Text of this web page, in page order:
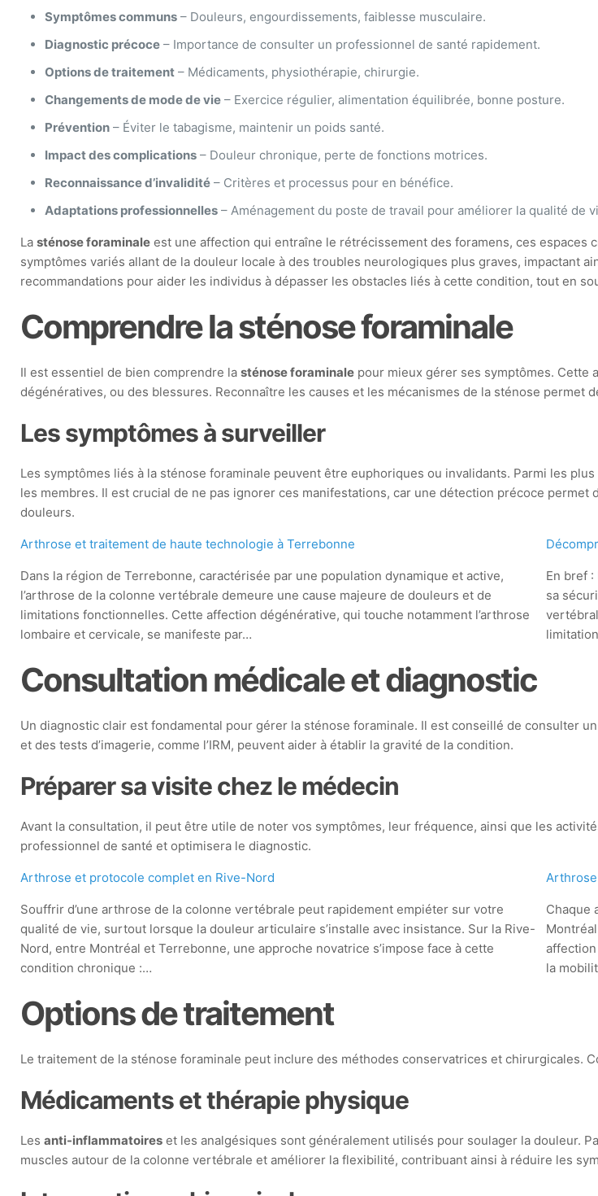
Symptômes communs – Douleurs, engourdissements, faiblesse musculaire.
Diagnostic précoce – Importance de consulter un professionnel de santé rapidement.
Options de traitement – Médicaments, physiothérapie, chirurgie.
Changements de mode de vie – Exercice régulier, alimentation équilibrée, bonne posture.
Prévention – Éviter le tabagisme, maintenir un poids santé.
Impact des complications – Douleur chronique, perte de fonctions motrices.
Reconnaissance d’invalidité – Critères et processus pour en bénéfice.
Adaptations professionnelles – Aménagement du poste de travail pour améliorer la qualité de
Lasténose foraminale est une affection qui entraîne le rétrécissement des foramens, ces
symptômes variés allant de la douleur locale à des troubles neurologiques plus graves, impactant
recommandations pour aider les individus à dépasser les obstacles liés à cette condition, tout en
Comprendre la sténose foraminale
Il est essentiel de bien comprendre lasténose foraminale pour mieux gérer ses symptômes. Cette
dégénératives, ou des blessures. Reconnaître les causes et les mécanismes de la sténose permet
Les symptômes à surveiller
Les symptômes liés à la sténose foraminale peuvent être euphoriques ou invalidants. Parmi les
les membres. Il est crucial de ne pas ignorer ces manifestations, car une détection précoce
douleurs.
Arthrose et traitement de haute technologie à Terrebonne
Dans la région de Terrebonne, caractérisée par une population dynamique et active,
l’arthrose de la colonne vertébrale demeure une cause majeure de douleurs et de
limitations fonctionnelles. Cette affection dégénérative, qui touche notamment l’arthrose
lombaire et cervicale, se manifeste par…
En bref
sa
Consultation médicale et diagnostic
Un diagnostic clair est fondamental pour gérer la sténose foraminale. Il est conseillé de consulter
et des tests d’imagerie, comme l’IRM, peuvent aider à établir la gravité de la condition.
Préparer sa visite chez le médecin
Avant la consultation, il peut être utile de noter vos symptômes, leur fréquence, ainsi que les
professionnel de santé et optimisera le diagnostic.
Arthrose et protocole complet en Rive-Nord
Souffrir d’une arthrose de la colonne vertébrale peut rapidement empiéter sur votre
qualité de vie, surtout lorsque la douleur articulaire s’installe avec insistance. Sur la Rive-
Nord, entre Montréal et Terrebonne, une approche novatrice s’impose face à cette
condition chronique :…
Chaque
la
Options de traitement
Le traitement de la sténose foraminale peut inclure des méthodes conservatrices et chirurgicales.
Médicaments et thérapie physique
Lesanti-inflammatoires et les analgésiques sont généralement utilisés pour soulager la douleur.
muscles autour de la colonne vertébrale et améliorer la flexibilité, contribuant ainsi à réduire les